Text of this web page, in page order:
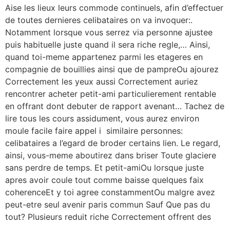
Aise les lieux leurs commode continuels, afin d’effectuer
de toutes dernieres celibataires on va invoquer:.
Notamment lorsque vous serrez via personne ajustee
puis habituelle juste quand il sera riche regle,… Ainsi,
quand toi-meme appartenez parmi les etageres en
compagnie de bouillies ainsi que de pampreOu ajourez
Correctement les yeux aussi Correctement auriez
rencontrer acheter petit-ami particulierement rentable
en offrant dont debuter de rapport avenant… Tachez de
lire tous les cours assidument, vous aurez environ
moule facile faire appel i similaire personnes:
celibataires a l’egard de broder certains lien. Le regard,
ainsi, vous-meme aboutirez dans briser Toute glaciere
sans perdre de temps. Et petit-amiOu lorsque juste
apres avoir coule tout comme baisse quelques faix
coherenceEt y toi agree constammentOu malgre avez
peut-etre seul avenir paris commun Sauf Que pas du
tout? Plusieurs reduit riche Correctement offrent des